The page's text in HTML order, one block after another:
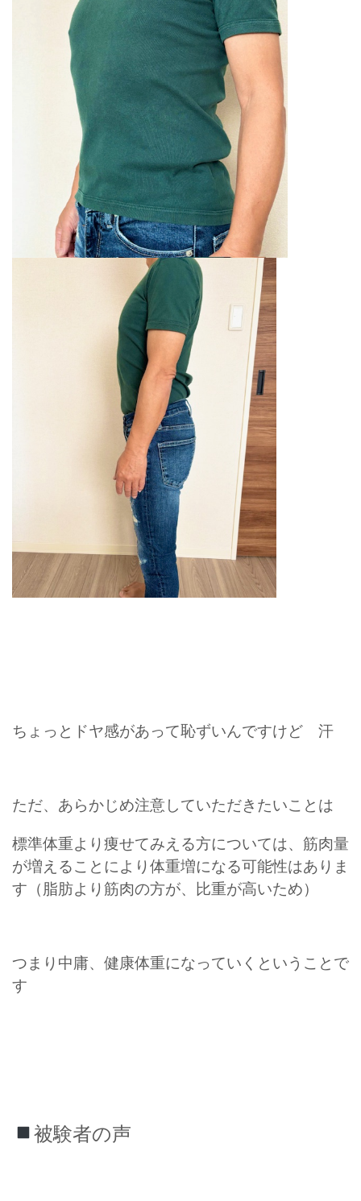
ちょっとドヤ感があって恥ずいんですけど 汗
ただ、あらかじめ注意していただきたいことは
標準体重より痩せてみえる方については、筋肉量
が増えることにより体重増になる可能性はありま
す（脂肪より筋肉の方が、比重が高いため）
つまり中庸、健康体重になっていくということで
す
被験者の声